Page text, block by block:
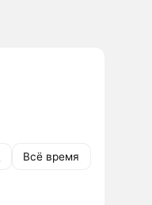
Всё время